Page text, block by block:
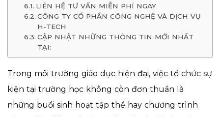
LIÊN HỆ TƯ VẤN MIỄN PHÍ NGAY
CÔNG TY CỔ PHẦN CÔNG NGHỆ VÀ DỊCH VỤ
H-TECH
CẬP NHẬT NHỮNG THÔNG TIN MỚI NHẤT
TẠI:
Trong môi trường giáo dục hiện đại, việc tổ chức sự
kiện tại trường học không còn đơn thuần là
những buổi sinh hoạt tập thể hay chương trình